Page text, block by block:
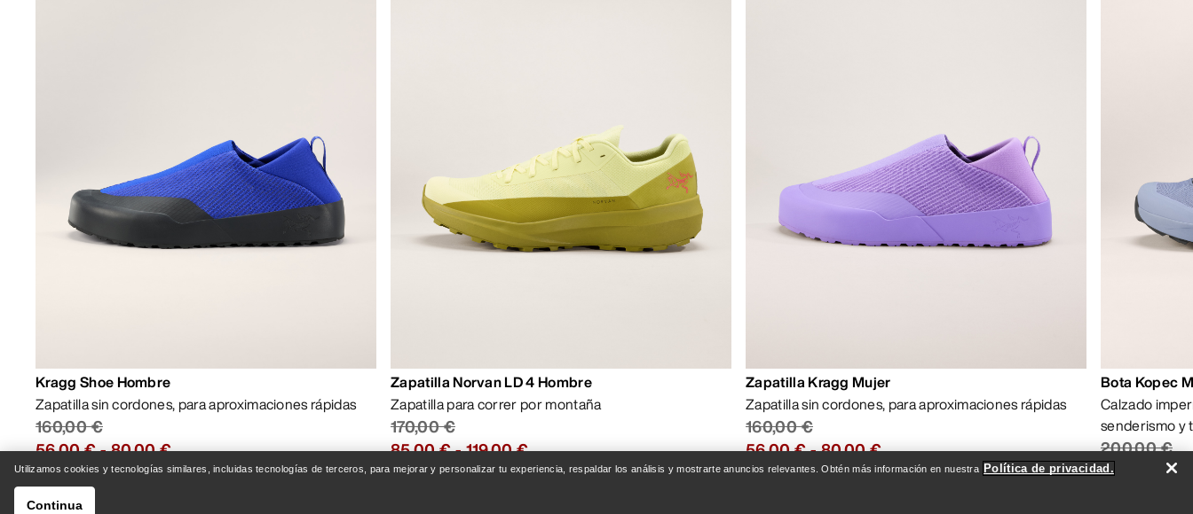
Kragg Shoe Hombre
Zapatilla sin cordones, para aproximaciones rápidas
160,00 €
56,00 €-80,00 €
Zapatilla Norvan LD 4 Hombre
Zapatilla para correr por montaña
170,00 €
85,00 €-119,00 €
Zapatilla Kragg Mujer
Zapatilla sin cordones, para aproximaciones rápidas
160,00 €
56,00 €-80,00 €
Bota Kopec
Calzado
senderismo y
200,00 €
100,00 €-
Utilizamos cookies y tecnologías similares, incluidas tecnologías de terceros, para mejorar y personalizar tu experiencia, respaldar los análisis y mostrarte anuncios relevantes. Obtén más información en nuestra Política de privacidad.
Continua